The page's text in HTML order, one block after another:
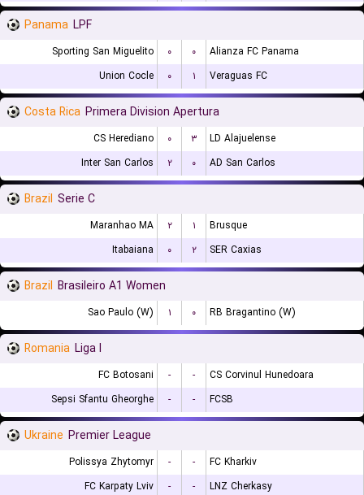
Panama LPF
Sporting San Miguelito ۰ ۰
Alianza FC Panama
Union Cocle
۰ ۱ Veraguas FC
Costa Rica Primera Division Apertura
CS Herediano ۰ ۳
LD Alajuelense
Inter San Carlos
۲ ۰ AD San Carlos
Brazil Serie C
Maranhao MA ۲ ۱
Brusque
Itabaiana
۰ ۲ SER Caxias
Brazil Brasileiro A1 Women
Sao Paulo (W) ۱ ۰ RB Bragantino (W)
Romania Liga I
FC Botosani - -
CS Corvinul Hunedoara
Sepsi Sfantu Gheorghe
- - FCSB
Ukraine Premier League
Polissya Zhytomyr - -
FC Kharkiv
FC Karpaty Lviv
- - LNZ Cherkasy